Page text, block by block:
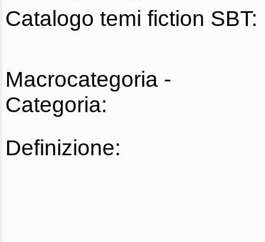
Catalogo temi fiction SBT:
Macrocategoria -
Categoria:
Definizione: